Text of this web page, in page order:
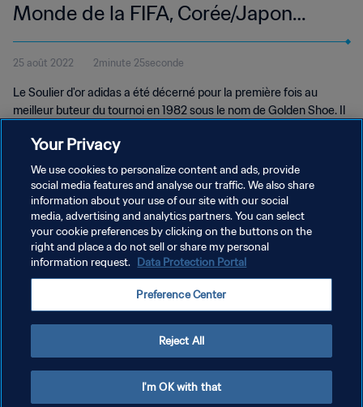
Monde de la FIFA, Corée/Japon
2002™
25 août 2022 2minute 25seconde
Le Soulier d'or adidas a été décerné pour la première fois au
meilleur buteur du tournoi en 1982 sous le nom de Golden Shoe. Il
meilleurs buteurs reçoivent respectivement le Soulier d'argent
adidas et le Soulier de bronze adidas.
POLITIQUE DE CONFIDENTIALITÉ
CONDITIONS D'UTILISATION
GÉRER VOS PRÉFÉRENCES SUR LES COOKIES
Copyright © 1994 - 2026 FIFA. Tous droits réservés.
Your Privacy
We use cookies to personalize content and ads, provide
social media features and analyse our traffic. We also share
information about your use of our site with our social
media, advertising and analytics partners. You can select
your cookie preferences by clicking on the buttons on the
right and place a do not sell or share my personal
information request. Data Protection Portal
Preference Center
Reject All
I'm OK with that